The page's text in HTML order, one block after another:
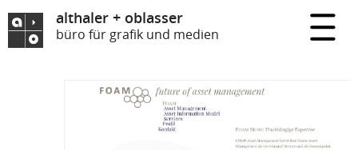
althaler + oblasser
büro für grafik und medien